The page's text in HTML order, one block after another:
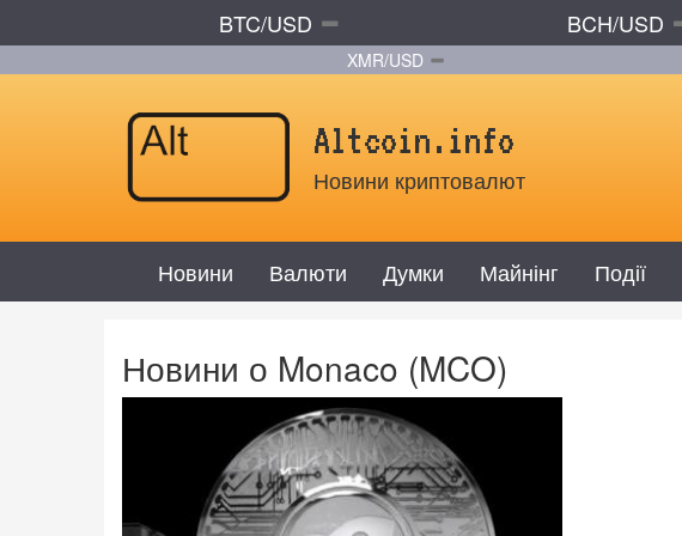
BTC/USD BCH/USD
XMR/USD
Altcoin.info
Новини криптовалют
Новини Валюти Думки Майнінг Події
Новини о Monaco (MCO)